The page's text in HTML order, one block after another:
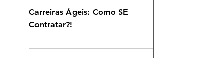
21.04.24 07h31
Carreiras Ágeis: Como SE
Contratar?!